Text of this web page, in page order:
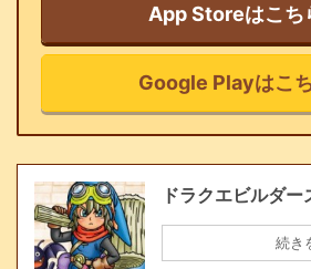
App Storeはこち
Google Playはこ
ドラクエビルダー
続き